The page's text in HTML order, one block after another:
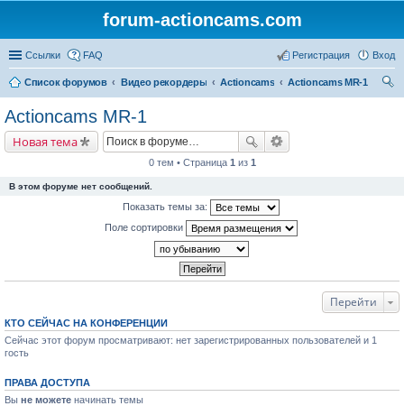
forum-actioncams.com
Ссылки FAQ Вход
Регистрация
Список форумов Видео рекордеры Actioncams
Actioncams MR-1
Actioncams MR-1
Новая тема
0 тем • Страница 1 из 1
В этом форуме нет сообщений.
Показать темы за:
Поле сортировки
Перейти
КТО СЕЙЧАС НА КОНФЕРЕНЦИИ
Сейчас этот форум просматривают: нет зарегистрированных пользователей и 1
гость
ПРАВА ДОСТУПА
Вы не можете начинать темы